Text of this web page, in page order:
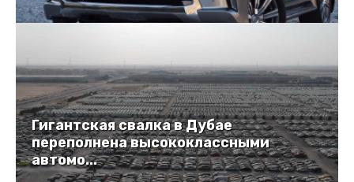
Гигантская свалка в Дубае
переполнена высококлассными
автомо...